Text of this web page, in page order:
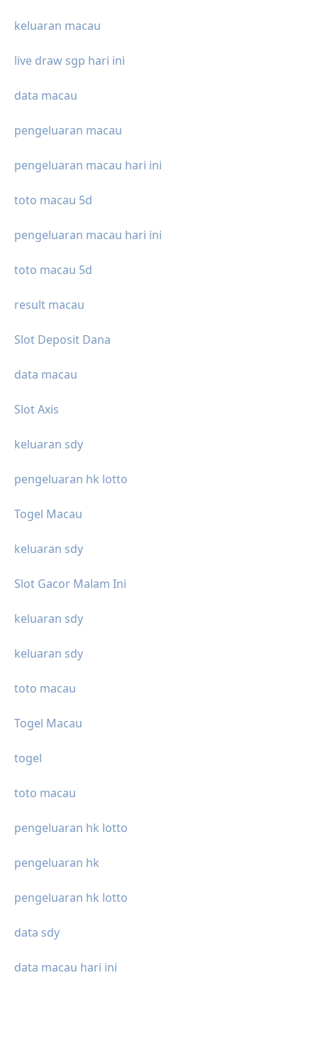
keluaran macau
live draw sgp hari ini
data macau
pengeluaran macau
pengeluaran macau hari ini
toto macau 5d
pengeluaran macau hari ini
toto macau 5d
result macau
Slot Deposit Dana
data macau
Slot Axis
keluaran sdy
pengeluaran hk lotto
Togel Macau
keluaran sdy
Slot Gacor Malam Ini
keluaran sdy
keluaran sdy
toto macau
Togel Macau
togel
toto macau
pengeluaran hk lotto
pengeluaran hk
pengeluaran hk lotto
data sdy
data macau hari ini